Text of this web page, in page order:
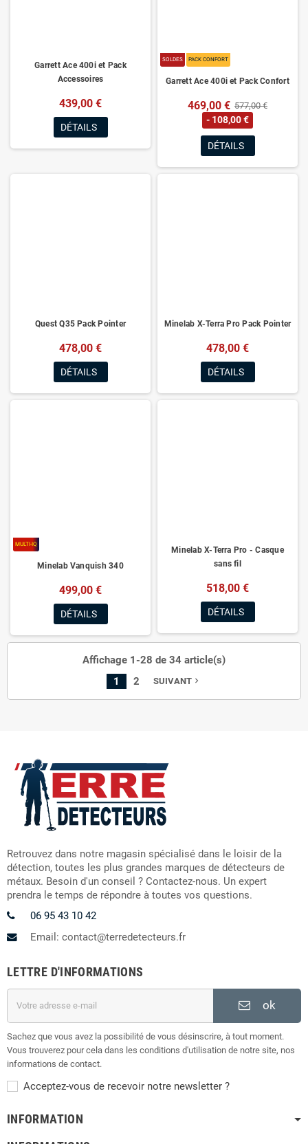
Garrett Ace 400i et Pack
Accessoires
439,00 €
DÉTAILS
SOLDES PACK CONFORT
Garrett Ace 400i et Pack Confort
469,00 € 577,00 €
- 108,00 €
DÉTAILS
Quest Q35 Pack Pointer
478,00 €
DÉTAILS
Minelab X-Terra Pro Pack Pointer
478,00 €
DÉTAILS
MULTI-IQ
Minelab Vanquish 340
499,00 €
DÉTAILS
Minelab X-Terra Pro - Casque
sans fil
518,00 €
DÉTAILS
Affichage 1-28 de 34 article(s)
1
2 SUIVANT navigate_next
Retrouvez dans notre magasin spécialisé dans le loisir de la
détection, toutes les plus grandes marques de détecteurs de
métaux. Besoin d'un conseil ? Contactez-nous. Un expert
prendra le temps de répondre à toutes vos questions.
06 95 43 10 42
Email: contact@terredetecteurs.fr
LETTRE D'INFORMATIONS
ok
Sachez que vous avez la possibilité de vous désinscrire, à tout moment.
Vous trouverez pour cela dans les conditions d'utilisation de notre site, nos
informations de contact.
Acceptez-vous de recevoir notre newsletter ?
INFORMATION